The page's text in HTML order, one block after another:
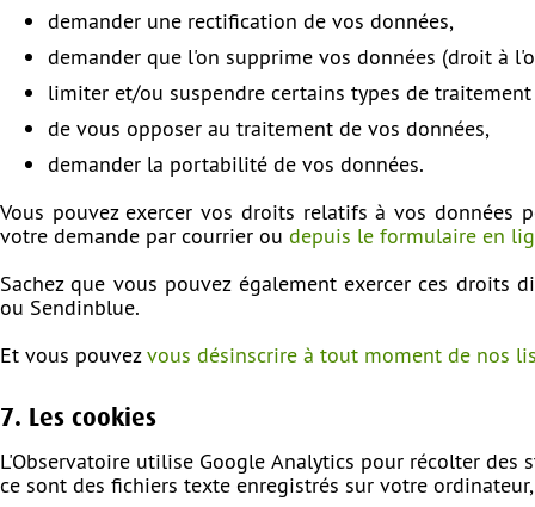
demander une rectification de vos données,
demander que l'on supprime vos données (droit à
limiter et/ou suspendre certains types de
de vous opposer au traitement de vos données,
demander la portabilité de vos données.
Vous pouvez exercer vos droits relatifs à vos données
votre demande par courrier ou depuis le formulaire en
Sachez que vous pouvez également exercer ces droits
ou Sendinblue.
Et vous pouvezvous désinscrire à tout moment de nos
7. Les cookies
L'Observatoire utilise Google Analytics pour récolter
ce sont des fichiers texte enregistrés sur votre